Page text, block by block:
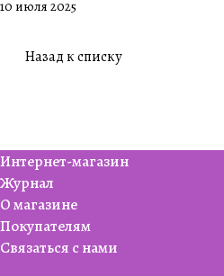
10 июля 2025
Назад к списку
Интернет-магазин
Журнал
О магазине
Покупателям
Связаться с нами